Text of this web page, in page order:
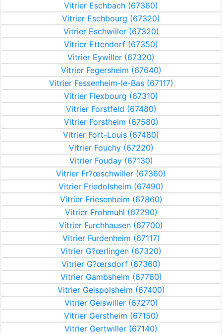
Vitrier Eschbach (67360)
Vitrier Eschbourg (67320)
Vitrier Eschwiller (67320)
Vitrier Ettendorf (67350)
Vitrier Eywiller (67320)
Vitrier Fegersheim (67640)
Vitrier Fessenheim-le-Bas (67117)
Vitrier Flexbourg (67310)
Vitrier Forstfeld (67480)
Vitrier Forstheim (67580)
Vitrier Fort-Louis (67480)
Vitrier Fouchy (67220)
Vitrier Fouday (67130)
Vitrier Fr?œschwiller (67360)
Vitrier Friedolsheim (67490)
Vitrier Friesenheim (67860)
Vitrier Frohmuhl (67290)
Vitrier Furchhausen (67700)
Vitrier Furdenheim (67117)
Vitrier G?œrlingen (67320)
Vitrier G?œrsdorf (67360)
Vitrier Gambsheim (67760)
Vitrier Geispolsheim (67400)
Vitrier Geiswiller (67270)
Vitrier Gerstheim (67150)
Vitrier Gertwiller (67140)